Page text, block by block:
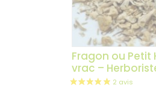
Fragon ou Petit
vrac –